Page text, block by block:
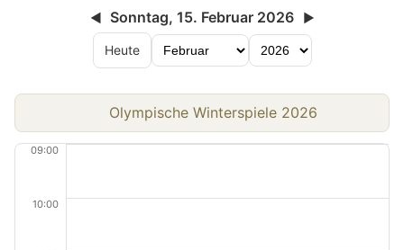
◀ Sonntag, 15. Februar 2026 ▶
Heute
Olympische Winterspiele 2026
09:00
10:00